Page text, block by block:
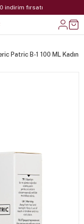
indirim fırsatı
Patric B-1 100 ML Kadın